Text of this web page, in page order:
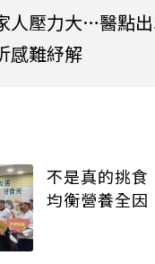
人壓力大…醫點
感難紓解
不是真的挑食
均衡營養全因